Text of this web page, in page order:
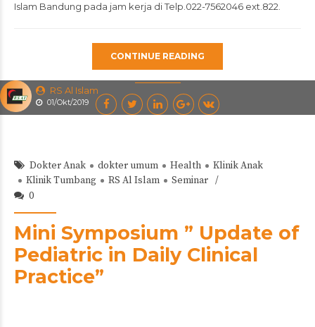
RS Al Islam
01/Okt/2019
Islam Bandung pada jam kerja di Telp.022-7562046 ext.822.
CONTINUE READING
Dokter Anak dokter umum Health
Klinik Anak
Klinik Tumbang
RS Al Islam
Seminar
0
Mini Symposium ” Update of
Pediatric in Daily Clinical
Practice”